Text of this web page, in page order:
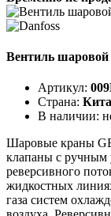
Вентиль шаровой
Артикул:
Страна:
В наличии:
Шаровые краны
клапаны с ручным
реверсивного
жидкостных
газа систем